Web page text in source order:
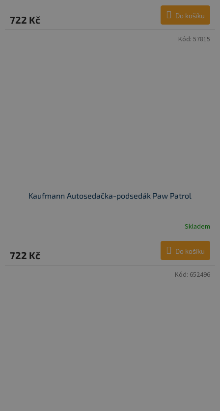
722 Kč Do košíku
Kaufmann Autosedačka-podsedák Paw Patrol
Skladem
722 Kč Do košíku
Kód: 57815
Kód: 652496